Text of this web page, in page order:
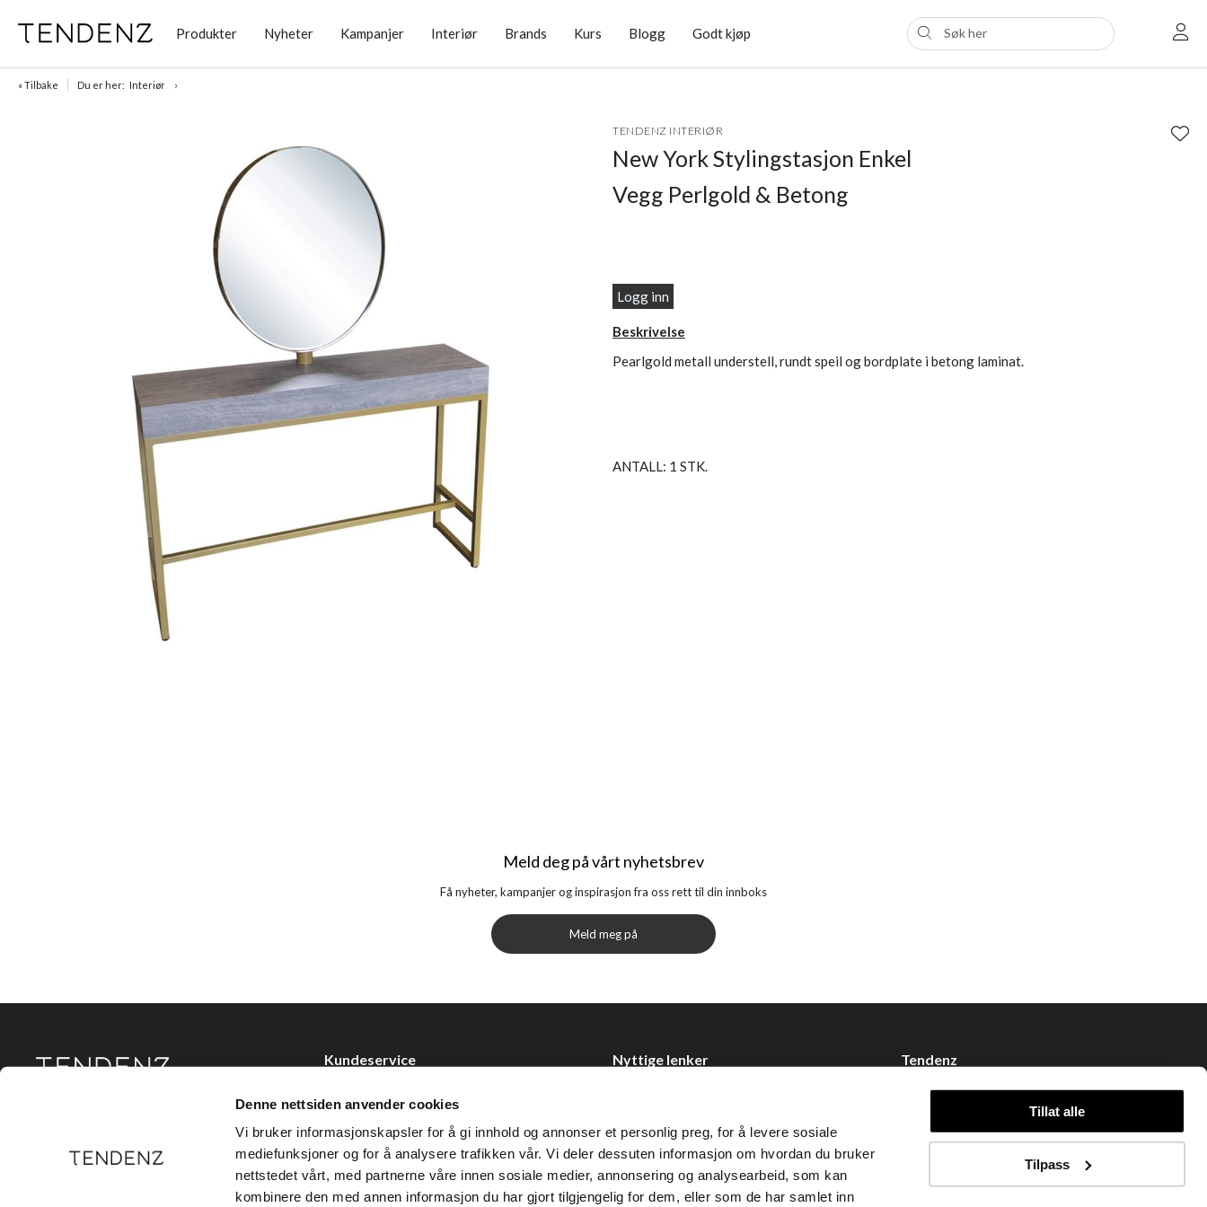
Denne nettsiden anvender cookies
Vi bruker informasjonskapsler for å gi innhold og annonser et personlig preg, for å levere sosiale
mediefunksjoner og for å analysere trafikken vår. Vi deler dessuten informasjon om hvordan du bruker
nettstedet vårt, med partnerne våre innen sosiale medier, annonsering og analysearbeid, som kan
kombinere den med annen informasjon du har gjort tilgjengelig for dem, eller som de har samlet inn
Tillat alle
Tilpass
Produkter Nyheter Kampanjer Interiør Brands Kurs Blogg Godt kjøp
« Tilbake Du er her: Interiør
TENDENZ INTERIØR
New York Stylingstasjon Enkel
Vegg Perlgold & Betong
Logg inn
Beskrivelse
Pearlgold metall understell, rundt speil og bordplate i betong laminat.
ANTALL: 1 STK.
Meld deg på vårt nyhetsbrev
Få nyheter, kampanjer og inspirasjon fra oss rett til din innboks
Meld meg på
Tendenz Hårpleie AS er en solid totalleverandør av
eksklusive merker og profesjonelle produkter til
Kundeservice
Kjøpsvilkår
Personvern
Holtegata 26, 0355 Oslo
Nyttige lenker
Åpenhetsloven
Tendenz
Handle hos oss